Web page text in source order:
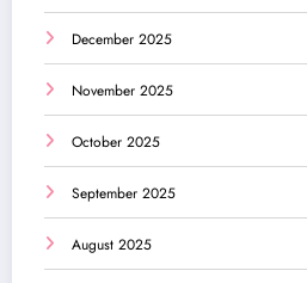
December 2025
November 2025
October 2025
September 2025
August 2025